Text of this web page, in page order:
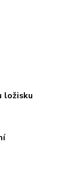
ložisku